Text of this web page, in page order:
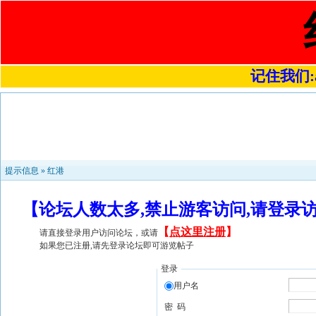
记住我们
提示信息 » 红港
【论坛人数太多,禁止游客访问,请登
请直接登录用户访问论坛，或请 【 点这里注册】
如果您已注册,请先登录论坛即可游览帖子
登录
用户名
密 码